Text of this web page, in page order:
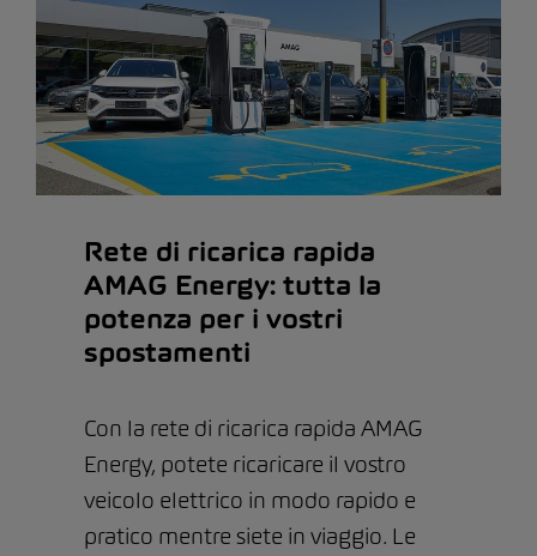
Rete di ricarica rapida
AMAG Energy: tutta la
potenza per i vostri
spostamenti
Con la rete di ricarica rapida AMAG
Energy, potete ricaricare il vostro
veicolo elettrico in modo rapido e
pratico mentre siete in viaggio. Le